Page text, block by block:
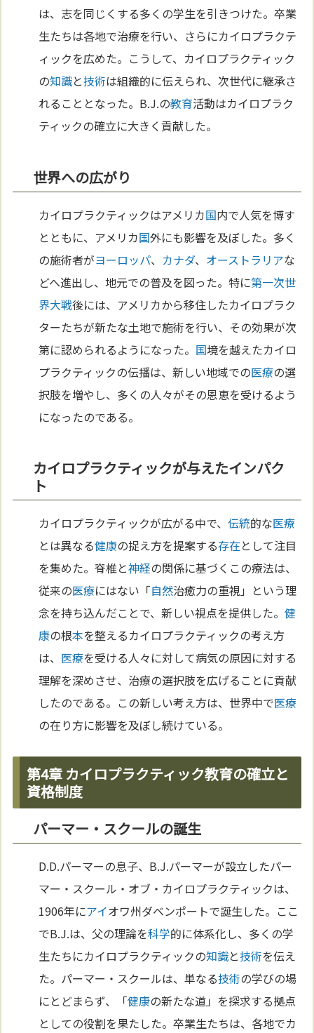
は、志を同じくする多くの学生を引きつけた。卒業
生たちは各地で治療を行い、さらにカイロプラクテ
ィックを広めた。こうして、カイロプラクティック
の知識と技術は組織的に伝えられ、次世代に継承さ
れることとなった。B.J.の教育活動はカイロプラク
ティックの確立に大きく貢献した。
世界への広がり
カイロプラクティックはアメリカ国内で人気を博す
とともに、アメリカ国外にも影響を及ぼした。多く
の施術者がヨーロッパ、 カナダ、 オーストラリアな
どへ進出し、地元での普及を図った。特に第一次世
界大戦後には、アメリカから移住したカイロプラク
ターたちが新たな土地で施術を行い、その効果が次
第に認められるようになった。 国境を越えたカイロ
プラクティックの伝播は、新しい地域での医療の選
択肢を増やし、多くの人々がその恩恵を受けるよう
になったのである。
カイロプラクティックが与えたインパク
ト
カイロプラクティックが広がる中で、伝統的な医療
とは異なる健康の捉え方を提案する存在として注目
を集めた。脊椎と神経の関係に基づくこの療法は、
従来の医療にはない「自然治癒力の重視」という理
念を持ち込んだことで、新しい視点を提供した。健
康の根本を整えるカイロプラクティックの考え方
は、 医療を受ける人々に対して病気の原因に対する
理解を深めさせ、治療の選択肢を広げることに貢献
したのである。この新しい考え方は、世界中で医療
の在り方に影響を及ぼし続けている。
第4章 カイロプラクティック教育の確立と
資格制度
パーマー・スクールの誕生
D.D.パーマーの息子、B.J.パーマーが設立したパー
マー・スクール・オブ・カイロプラクティックは、
1906年にアイオワ州ダベンポートで誕生した。ここ
でB.J.は、父の理論を科学的に体系化し、多くの学
生たちにカイロプラクティックの知識と技術を伝え
た。パーマー・スクールは、単なる技術の学びの場
にとどまらず、「健康の新たな道」を探求する拠点
としての役割を果たした。卒業生たちは、各地でカ